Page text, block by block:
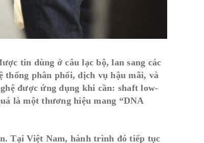
tin dùng ở câu lạc bộ, lan sang các
phân phối, dịch vụ hậu mãi, và
được ứng dụng khi cần: shaft low-
là một thương hiệu mang “DNA
Tại Việt Nam, hành trình đó tiếp tục